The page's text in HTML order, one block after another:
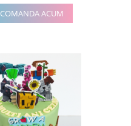
COMANDA ACUM